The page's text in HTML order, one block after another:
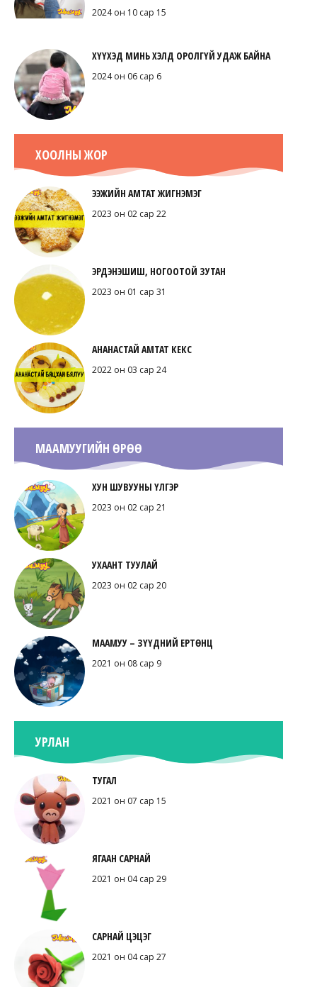
2024 он 10 сар 15
ХҮҮХЭД МИНЬ ХЭЛД ОРОЛГҮЙ УДАЖ БАЙНА
2024 он 06 сар 6
ХООЛНЫ ЖОР
ЭЭЖИЙН АМТАТ ЖИГНЭМЭГ
2023 он 02 сар 22
ЭРДЭНЭШИШ, НОГООТОЙ ЗУТАН
2023 он 01 сар 31
АНАНАСТАЙ АМТАТ КЕКС
2022 он 03 сар 24
МААМУУГИЙН ӨРӨӨ
ХУН ШУВУУНЫ ҮЛГЭР
2023 он 02 сар 21
УХААНТ ТУУЛАЙ
2023 он 02 сар 20
МААМУУ – ЗҮҮДНИЙ ЕРТӨНЦ
2021 он 08 сар 9
УРЛАН
ТУГАЛ
2021 он 07 сар 15
ЯГААН САРНАЙ
2021 он 04 сар 29
САРНАЙ ЦЭЦЭГ
2021 он 04 сар 27